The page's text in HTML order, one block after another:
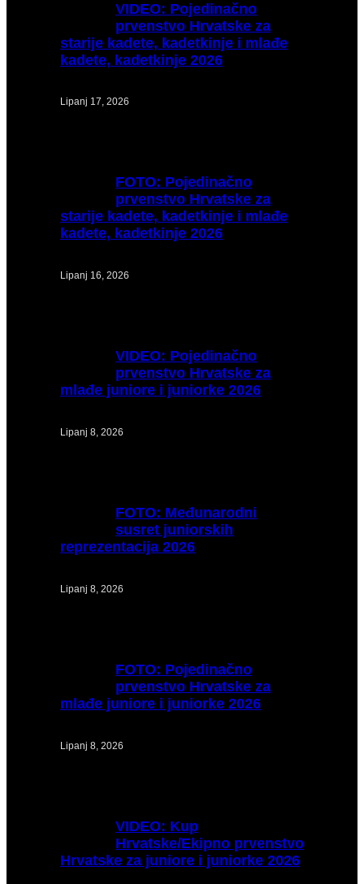
VIDEO: Pojedinačno
prvenstvo Hrvatske za
starije kadete, kadetkinje i mlađe
kadete, kadetkinje 2026
Lipanj 17, 2026
FOTO: Pojedinačno
prvenstvo Hrvatske za
starije kadete, kadetkinje i mlađe
kadete, kadetkinje 2026
Lipanj 16, 2026
VIDEO: Pojedinačno
prvenstvo Hrvatske za
mlađe juniore i juniorke 2026
Lipanj 8, 2026
FOTO: Međunarodni
susret juniorskih
reprezentacija 2026
Lipanj 8, 2026
FOTO: Pojedinačno
prvenstvo Hrvatske za
mlađe juniore i juniorke 2026
Lipanj 8, 2026
VIDEO: Kup
Hrvatske/Ekipno prvenstvo
Hrvatske za juniore i juniorke 2026